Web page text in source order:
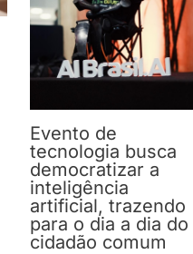
Evento de
tecnologia busca
democratizar a
inteligência
artificial, trazendo
para o dia a dia do
cidadão comum